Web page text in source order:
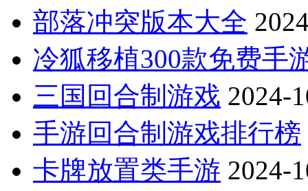
部落冲突版本大全
冷狐移植300款免费手
三国回合制游戏 2024-
手游回合制游戏排行榜
卡牌放置类手游 2024-